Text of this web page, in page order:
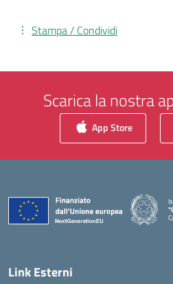
Stampa / Condividi
Scarica la nostra
App Store
Link Esterni